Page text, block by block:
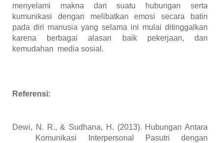
menyelami makna dari suatu hubungan serta
kumunikasi dengan melibatkan emosi secara batin
pada diri manusia yang selama ini mulai ditinggalkan
karena berbagai alasan baik pekerjaan, dan
kemudahan media sosial.
Referensi:
Dewi, N. R., & Sudhana, H. (2013). Hubungan Antara
Komunikasi Interpersonal Pasutri dengan